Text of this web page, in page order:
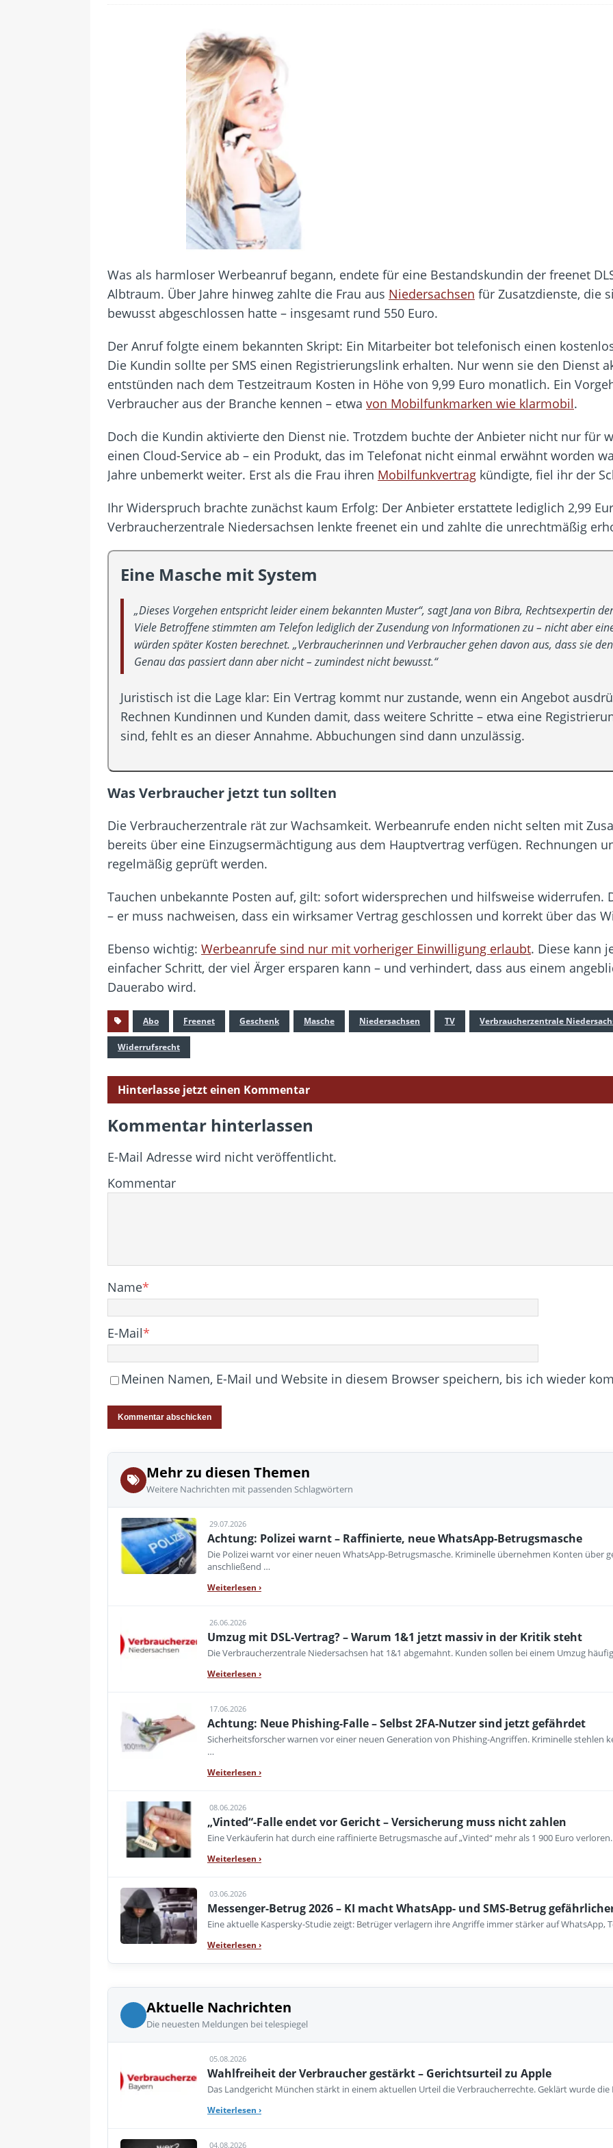
[ 21. Juli 2026 ] Wichtiges BGH-Urteil – Verbraucherrechte bei Online-Kündigung gestärkt
[ 20. Juli 2026 ]
BKA zerschlägt weltweit aktive Phishing-Plattform „Kratos“ – Hunderttausende Opfer
betroffen
[ 5. August 2026 ]
Wahlfreiheit der Verbraucher gestärkt – Gerichtsurteil zu Apple
Was als harmloser Werbeanruf begann, endete für eine Bestandskundin der freenet
Albtraum. Über Jahre hinweg zahlte die Frau aus Niedersachsen für Zusatzdienste, die
bewusst abgeschlossen hatte – insgesamt rund 550 Euro.
Der Anruf folgte einem bekannten Skript: Ein Mitarbeiter bot telefonisch einen
Die Kundin sollte per SMS einen Registrierungslink erhalten. Nur wenn sie den Dienst
entstünden nach dem Testzeitraum Kosten in Höhe von 9,99 Euro monatlich. Ein
Verbraucher aus der Branche kennen – etwa von Mobilfunkmarken wie klarmobil.
Doch die Kundin aktivierte den Dienst nie. Trotzdem buchte der Anbieter nicht nur für
einen Cloud-Service ab – ein Produkt, das im Telefonat nicht einmal erwähnt worden
Jahre unbemerkt weiter. Erst als die Frau ihren Mobilfunkvertrag kündigte, fiel ihr der
Ihr Widerspruch brachte zunächst kaum Erfolg: Der Anbieter erstattete lediglich 2,99
Verbraucherzentrale Niedersachsen lenkte freenet ein und zahlte die unrechtmäßig
Eine Masche mit System
„Dieses Vorgehen entspricht leider einem bekannten Muster“, sagt Jana von Bibra, Rechtsexpertin
Viele Betroffene stimmten am Telefon lediglich der Zusendung von Informationen zu – nicht aber
würden später Kosten berechnet. „Verbraucherinnen und Verbraucher gehen davon aus, dass sie
Genau das passiert dann aber nicht – zumindest nicht bewusst.“
Juristisch ist die Lage klar: Ein Vertrag kommt nur zustande, wenn ein Angebot
Rechnen Kundinnen und Kunden damit, dass weitere Schritte – etwa eine
sind, fehlt es an dieser Annahme. Abbuchungen sind dann unzulässig.
Was Verbraucher jetzt tun sollten
Die Verbraucherzentrale rät zur Wachsamkeit. Werbeanrufe enden nicht selten mit
bereits über eine Einzugsermächtigung aus dem Hauptvertrag verfügen. Rechnungen
regelmäßig geprüft werden.
Tauchen unbekannte Posten auf, gilt: sofort widersprechen und hilfsweise widerrufen.
– er muss nachweisen, dass ein wirksamer Vertrag geschlossen und korrekt über das
Ebenso wichtig: Werbeanrufe sind nur mit vorheriger Einwilligung erlaubt. Diese kann
einfacher Schritt, der viel Ärger ersparen kann – und verhindert, dass aus einem
Dauerabo wird.
Abo Freenet Geschenk Masche Niedersachsen TV Verbraucherzentrale
Widerrufsrecht
Hinterlasse jetzt einen Kommentar
Kommentar hinterlassen
E-Mail Adresse wird nicht veröffentlicht.
Kommentar
Name*
E-Mail*
Meinen Namen, E-Mail und Website in diesem Browser speichern, bis ich wieder
Mehr zu diesen Themen
Weitere Nachrichten mit passenden Schlagwörtern
29.07.2026
Achtung: Polizei warnt – Raffinierte, neue WhatsApp-Betrugsmasche
Die Polizei warnt vor einer neuen WhatsApp-Betrugsmasche. Kriminelle übernehmen Konten über
anschließend …
Weiterlesen ›
26.06.2026
Umzug mit DSL-Vertrag? – Warum 1&1 jetzt massiv in der Kritik steht
Die Verbraucherzentrale Niedersachsen hat 1&1 abgemahnt. Kunden sollen bei einem Umzug
Weiterlesen ›
17.06.2026
Achtung: Neue Phishing-Falle – Selbst 2FA-Nutzer sind jetzt gefährdet
Sicherheitsforscher warnen vor einer neuen Generation von Phishing-Angriffen. Kriminelle stehlen
…
Weiterlesen ›
08.06.2026
„Vinted“-Falle endet vor Gericht – Versicherung muss nicht zahlen
Eine Verkäuferin hat durch eine raffinierte Betrugsmasche auf „Vinted“ mehr als 1 900 Euro
Weiterlesen ›
03.06.2026
Messenger-Betrug 2026 – KI macht WhatsApp- und SMS-Betrug
Eine aktuelle Kaspersky-Studie zeigt: Betrüger verlagern ihre Angriffe immer stärker auf WhatsApp,
Weiterlesen ›
Aktuelle Nachrichten
Die neuesten Meldungen bei telespiegel
05.08.2026
Wahlfreiheit der Verbraucher gestärkt – Gerichtsurteil zu Apple
Das Landgericht München stärkt in einem aktuellen Urteil die Verbraucherrechte. Geklärt wurde die
Weiterlesen ›
04.08.2026